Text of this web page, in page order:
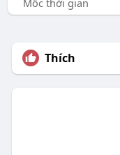
Mốc thời gian
Thích